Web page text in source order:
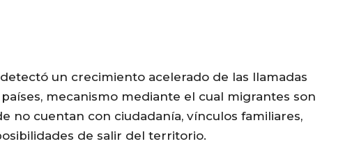
un crecimiento acelerado de las llamadas
mecanismo mediante el cual migrantes son
no cuentan con ciudadanía, vínculos familiares,
de salir del territorio.